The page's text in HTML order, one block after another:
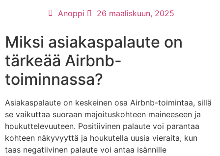
Anoppi 26 maaliskuun, 2025
Miksi asiakaspalaute on
tärkeää Airbnb-
toiminnassa?
Asiakaspalaute on keskeinen osa Airbnb-toimintaa, sillä
se vaikuttaa suoraan majoituskohteen maineeseen ja
houkuttelevuuteen. Positiivinen palaute voi parantaa
kohteen näkyvyyttä ja houkutella uusia vieraita, kun
taas negatiivinen palaute voi antaa isännille